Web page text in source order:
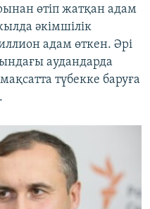
өтіп жатқан адам
әкімшілік
адам өткен. Әрі
аудандарда
түбекке баруға